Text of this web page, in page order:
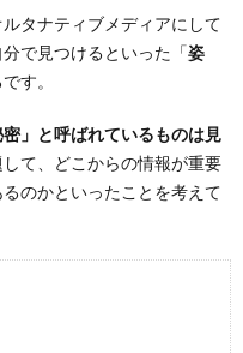
タナティブメディアにして
で見つけるといった「姿
す。
密」と呼ばれているものは見
して、どこからの情報が重要
のかといったことを考えて